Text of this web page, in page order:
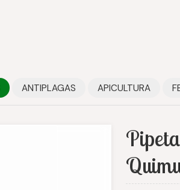
ANTIPLAGAS APICULTURA